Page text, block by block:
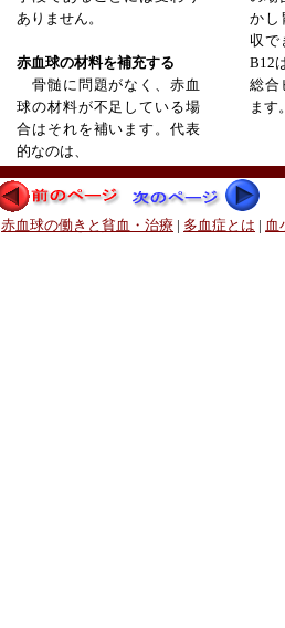
ありません。
赤血球の材料を補充する
骨髄に問題がなく、赤血
球の材料が不足している場
合はそれを補います。代表
的なのは、
かし
収で
B12
総合
ます
赤血球の働きと貧血・治療 | 多血症とは | 血